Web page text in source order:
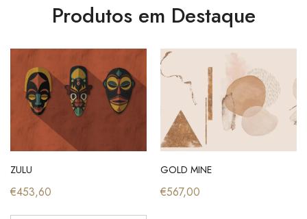
Produtos em Destaque
ZULU
€453,60
GOLD MINE
€567,00